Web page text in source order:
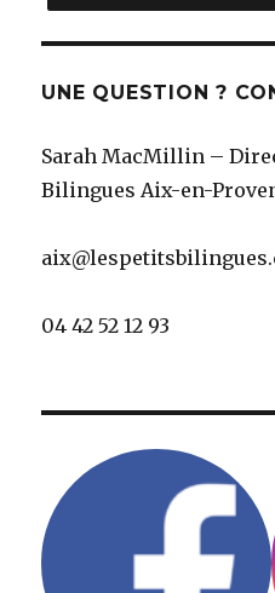
UNE QUESTION ?
Sarah MacMillin –
Bilingues Aix-en-
04 42 52 12 93